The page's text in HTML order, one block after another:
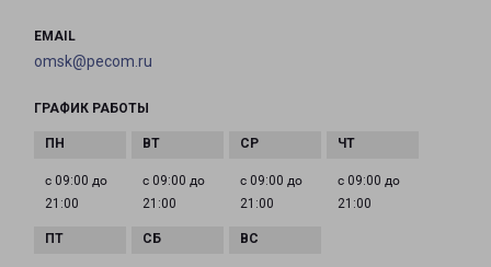
EMAIL
omsk@pecom.ru
ГРАФИК РАБОТЫ
с 09:00 до
21:00
с 09:00 до
21:00
с 09:00 до
21:00
с 09:00 до
21:00